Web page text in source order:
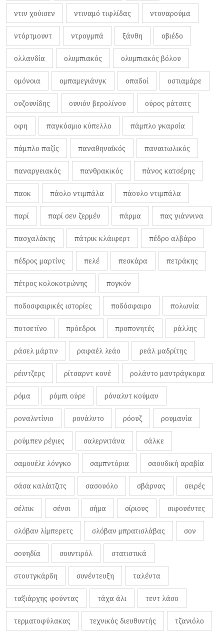
ντιν χούισεν ντιναμό τιφλίδας ντοναρούμα
ντόρτμουντ ντρογμπά ξάνθη οβιέδο
ολλανδία ολυμπιακός ολυμπιακός βόλου
ομόνοια ομπαμεγιάνγκ οπαδοί οστιαμάρε
ουζουνίδης ουνιόν βερολίνου ούρος ράτσιτς
οφη παγκόσμιο κύπελλο πάμπλο γκαρσία
πάμπλο παζίς παναθηναϊκός παναιτωλικός
παναργειακός πανθρακικός πάνος κατσέρης
παοκ πάολο ντιμπάλα πάουλο ντιμπάλα
παρί παρί σεν ζερμέν πάρμα πας γιάννινα
πασχαλάκης πάτρικ κλάιφερτ πέδρο αλβάρο
πέδρος μαρτίνς πελέ πεσκάρα πετράκης
πέτρος κολοκοτρώνης πογκόν
ποδοσφαιρικές ιστορίες ποδόσφαιρο πολωνία
ποτσετίνο πρόεδροι προπονητές ράλλης
ράσελ μάρτιν ραφαέλ λεάο ρεάλ μαδρίτης
ρέιντζερς ρίτσαρντ κονέ ρολάντο μαντράγκορα
ρόμα ρόμπι ούρε ρόναλντ κούμαν
ροναλντίνιο ρονάλντο ρόουζ ρουμανία
ρούμπεν ρέγιες σαλερνιτάνα σάλκε
σαμουέλε λόνγκο σαμπντόρια σαουδική αραβία
σάσα καλάιτζιτς σασουόλο σβάρνας σειρές
σέλτικ σένσι σήμα σίριους σιφουέντες
σλόβαν λίμπερετς σλόβαν μπρατισλάβας σον
σουηδία σουντιρόλ στατιστικά
στουτγκάρδη συνέντευξη ταλέντα
ταξιάρχης φούντας τάχα άλι τεντ λάσο
τερματοφύλακας τεχνικός διευθυντής τζανιόλο